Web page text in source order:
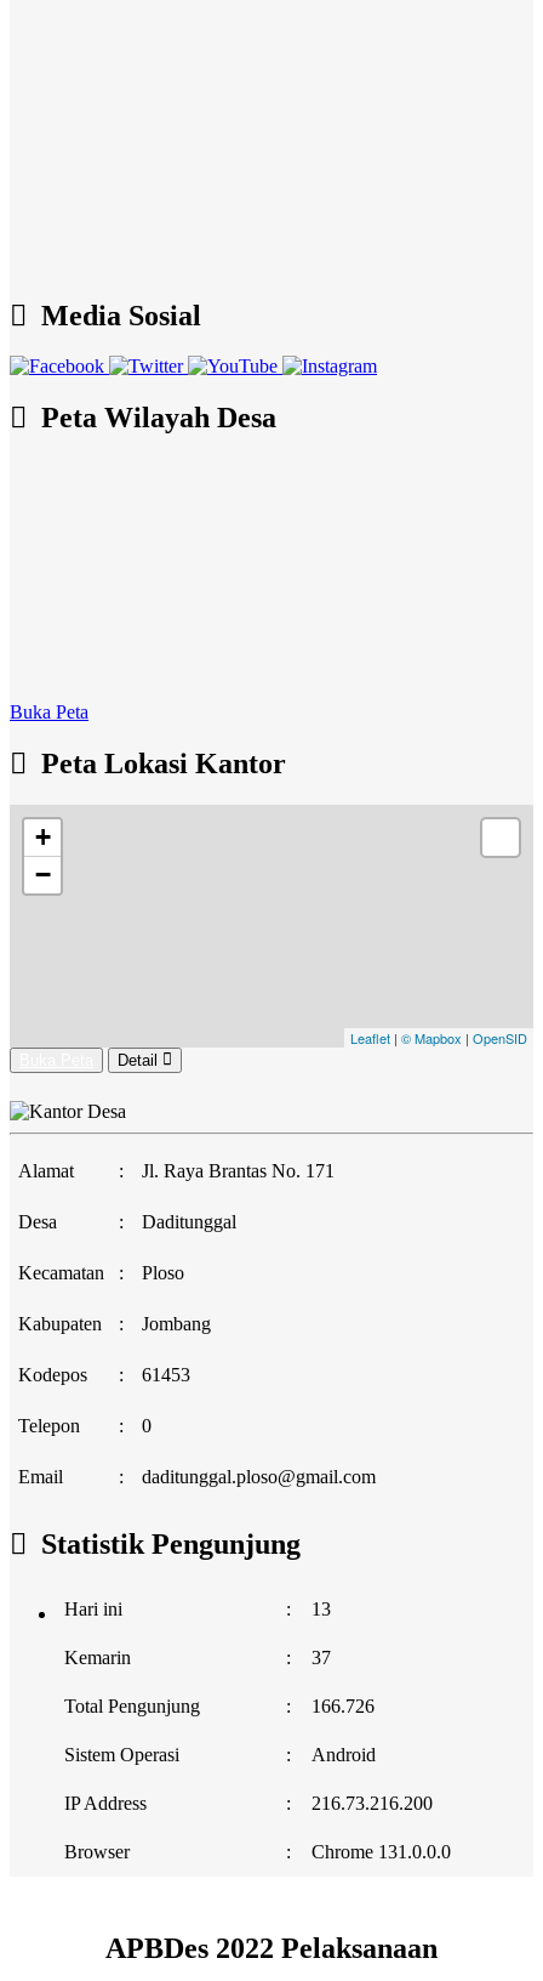
Media Sosial
Peta Wilayah Desa
Buka Peta
Peta Lokasi Kantor
+
−
Leaflet | © Mapbox | OpenSID
Detail
Alamat : Jl. Raya Brantas No. 171
Desa : Daditunggal
Kecamatan : Ploso
Kabupaten : Jombang
Kodepos : 61453
Telepon : 0
Email : daditunggal.ploso@gmail.com
Statistik Pengunjung
Hari ini : 13
Kemarin : 37
Total Pengunjung : 166.726
Sistem Operasi : Android
IP Address : 216.73.216.200
Browser : Chrome 131.0.0.0
APBDes 2022 Pelaksanaan